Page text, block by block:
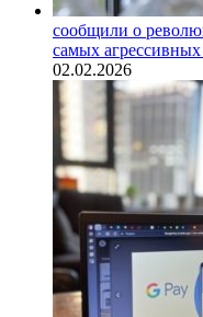
сообщили о
самых
02.02.2026